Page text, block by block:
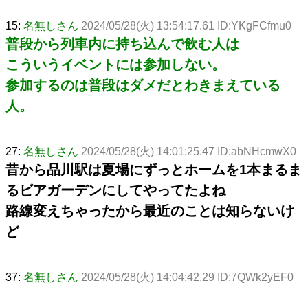
15: 名無しさん 2024/05/28(火) 13:54:17.61 ID:YKgFCfmu0
普段から列車内に持ち込んで飲む人は
こういうイベントには参加しない。
参加するのは普段はダメだとわきまえている
人。
27: 名無しさん 2024/05/28(火) 14:01:25.47 ID:abNHcmwX0
昔から品川駅は夏場にずっとホームを1本まるま
るビアガーデンにしてやってたよね
路線変えちゃったから最近のことは知らないけ
ど
37: 名無しさん 2024/05/28(火) 14:04:42.29 ID:7QWk2yEF0